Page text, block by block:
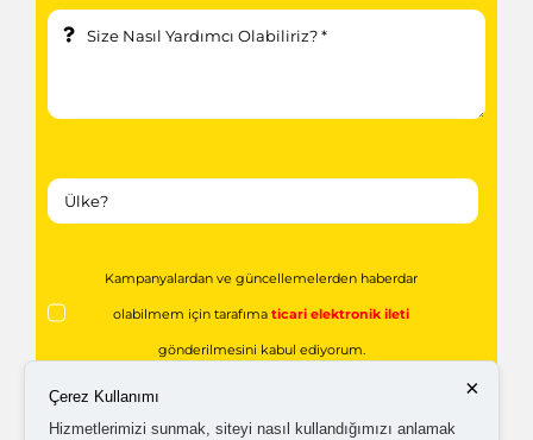
Kampanyalardan ve güncellemelerden haberdar
olabilmem için tarafımaticari elektronik ileti
gönderilmesini kabul ediyorum.
Kişisel verilerimin işlenmesine yönelik aydınlatma ve
×
Çerez Kullanımı
Hizmetlerimizi sunmak, siteyi nasıl kullandığımızı anlamak